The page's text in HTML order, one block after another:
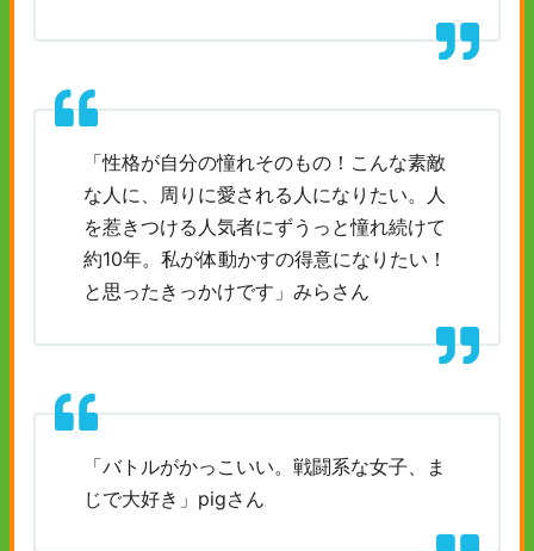
「性格が自分の憧れそのもの！こんな素敵
な人に、周りに愛される人になりたい。人
を惹きつける人気者にずうっと憧れ続けて
約10年。私が体動かすの得意になりたい！
と思ったきっかけです」みらさん
「バトルがかっこいい。戦闘系な女子、ま
じで大好き」pigさん